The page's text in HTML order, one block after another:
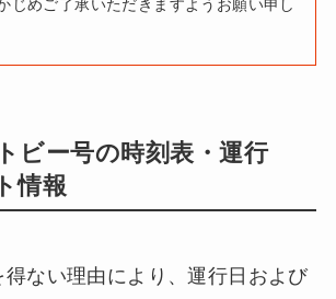
じめご了承いただきますようお願い申し
ビー号の時刻表・運行
情報
ない理由により、運行日および